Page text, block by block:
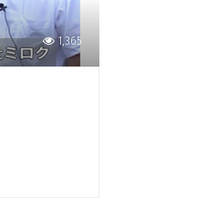
1,365